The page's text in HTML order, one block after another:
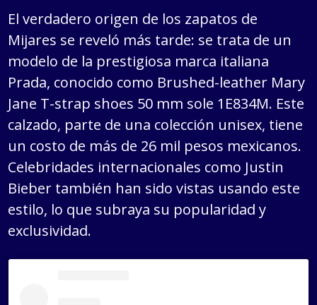
El verdadero origen de los zapatos de
Mijares se reveló más tarde: se trata de un
modelo de la prestigiosa marca italiana
Prada, conocido como Brushed-leather Mary
Jane T-strap shoes 50 mm sole 1E834M. Este
calzado, parte de una colección unisex, tiene
un costo de más de 26 mil pesos mexicanos.
Celebridades internacionales como Justin
Bieber también han sido vistas usando este
estilo, lo que subraya su popularidad y
exclusividad.